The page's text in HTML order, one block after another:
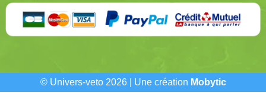
© Univers-veto 2026 | Une création Mobytic